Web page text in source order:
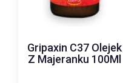
Gripaxin C37 Olejek
Z Majeranku 100Ml